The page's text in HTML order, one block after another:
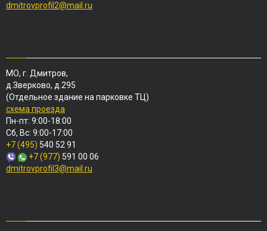
dmitrovprofil2@mail.ru
МО, г. Дмитров,
д.Зверково, д.295
(Отдельное здание на парковке ТЦ)
схема проезда
Пн-пт: 9:00-18:00
Сб, Вс: 9:00-17:00
+7 (495) 540 52 91
+7 (977) 591 00 06
dmitrovprofil3@mail.ru